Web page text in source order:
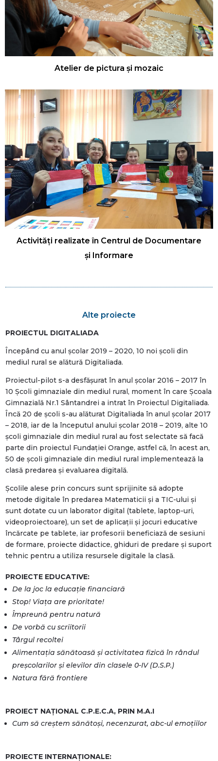
Atelier de pictura și mozaic
Activități realizate în Centrul de Documentare
și Informare
Alte proiecte
PROIECTUL DIGITALIADA
Începând cu anul școlar 2019 – 2020, 10 noi școli din
mediul rural se alătură Digitaliada.
Proiectul-pilot s-a desfășurat în anul școlar 2016 – 2017 în
10 Școli gimnaziale din mediul rural, moment în care Școala
Gimnazială Nr.1 Sântandrei a intrat în Proiectul Digitaliada.
Încă 20 de școli s-au alăturat Digitaliada în anul școlar 2017
– 2018, iar de la începutul anului școlar 2018 – 2019, alte 10
școli gimnaziale din mediul rural au fost selectate să facă
parte din proiectul Fundației Orange, astfel că, în acest an,
50 de școli gimnaziale din mediul rural implementează la
clasă predarea și evaluarea digitală.
Școlile alese prin concurs sunt sprijinite să adopte
metode digitale în predarea Matematicii și a TIC-ului și
sunt dotate cu un laborator digital (tablete, laptop-uri,
videoproiectoare), un set de aplicații și jocuri educative
încărcate pe tablete, iar profesorii beneficiază de sesiuni
de formare, proiecte didactice, ghiduri de predare și suport
tehnic pentru a utiliza resursele digitale la clasă.
PROIECTE EDUCATIVE:
De la joc la educație financiară
Stop! Viața are prioritate!
Împreună pentru natură
De vorbă cu scriitorii
Târgul recoltei
Alimentația sănătoasă și activitatea fizică în rândul
preșcolarilor și elevilor din clasele 0-IV (D.S.P.)
Natura fără frontiere
PROIECT NAȚIONAL C.P.E.C.A, PRIN M.A.I
Cum să creștem sănătoși, necenzurat, abc-ul emoțiilor
PROIECTE INTERNAȚIONALE: